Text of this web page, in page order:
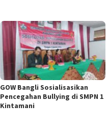
GOW Bangli Sosialisasikan
Pencegahan Bullying di SMPN 1
Kintamani